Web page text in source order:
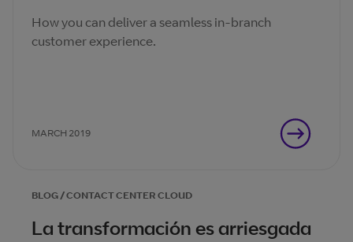
How you can deliver a seamless in-branch
customer experience.
MARCH 2019
BLOG / CONTACT CENTER CLOUD
La transformación es arriesgada